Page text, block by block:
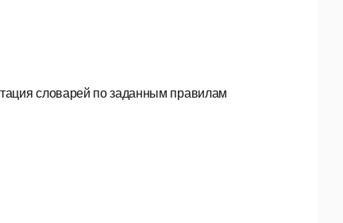
словарей по заданным правилам